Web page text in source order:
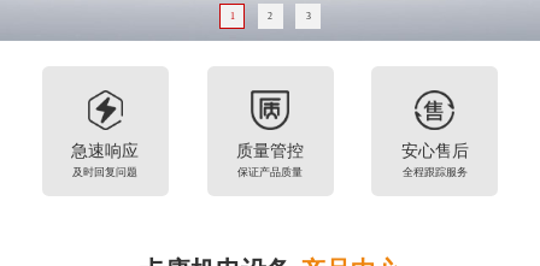
1 2 3
急速响应
及时回复问题
质量管控
保证产品质量
安心售后
全程跟踪服务